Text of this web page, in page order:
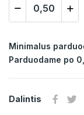
Minimalus
Parduodame po
Dalintis